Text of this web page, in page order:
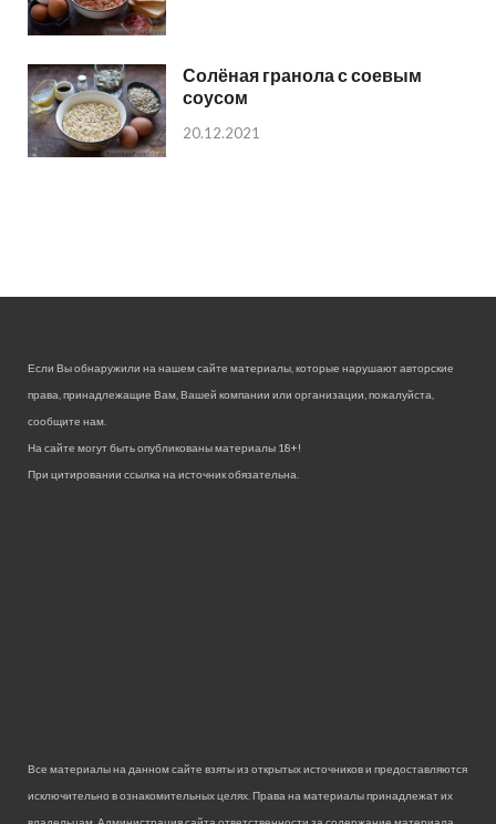
Солёная гранола с соевым
соусом
20.12.2021
Если Вы обнаружили на нашем сайте материалы, которые нарушают авторские
права, принадлежащие Вам, Вашей компании или организации, пожалуйста,
сообщите нам.
На сайте могут быть опубликованы материалы 18+!
При цитировании ссылка на источник обязательна.
Все материалы на данном сайте взяты из открытых источников и предоставляются
исключительно в ознакомительных целях. Права на материалы принадлежат их
владельцам. Администрация сайта ответственности за содержание материала